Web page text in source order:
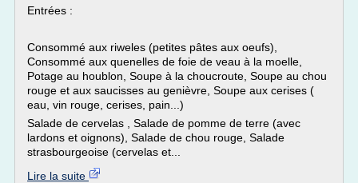
Entrées :
Consommé aux riweles (petites pâtes aux oeufs),
Consommé aux quenelles de foie de veau à la moelle,
Potage au houblon, Soupe à la choucroute, Soupe au chou
rouge et aux saucisses au genièvre, Soupe aux cerises (
eau, vin rouge, cerises, pain...)
Salade de cervelas , Salade de pomme de terre (avec
lardons et oignons), Salade de chou rouge, Salade
strasbourgeoise (cervelas et...
Lire la suite